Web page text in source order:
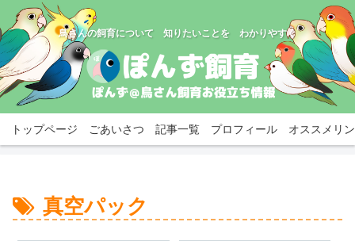
鳥さんの飼育について 知りたいことを わかりやすく
トップページ ごあいさつ 記事一覧 プロフィール オススメリ
真空パック